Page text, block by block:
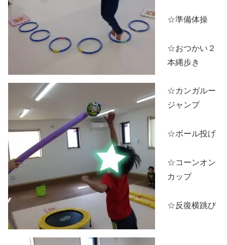
☆準備体操
☆おつかい２
本縄歩き
☆カンガルー
ジャンプ
☆ボール投げ
☆コーンオン
カップ
☆反復横跳び